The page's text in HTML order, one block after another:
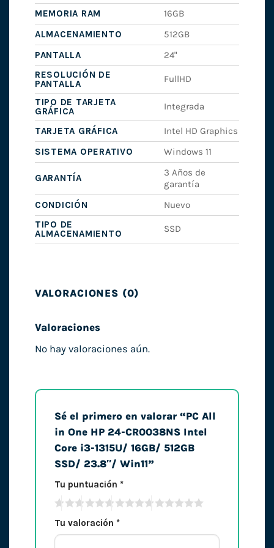
MEMORIA RAM
16GB
ALMACENAMIENTO
512GB
PANTALLA
24"
RESOLUCIÓN DE
PANTALLA
FullHD
TIPO DE TARJETA
GRÁFICA
Integrada
TARJETA GRÁFICA
Intel HD Graphics
SISTEMA OPERATIVO
Windows 11
GARANTÍA
3 Años de
garantía
CONDICIÓN
Nuevo
TIPO DE
ALMACENAMIENTO
SSD
VALORACIONES (0)
Valoraciones
No hay valoraciones aún.
Sé el primero en valorar “PC All
in One HP 24-CR0038NS Intel
Core i3-1315U/ 16GB/ 512GB
SSD/ 23.8″/ Win11”
Tu puntuación *
Tu valoración *